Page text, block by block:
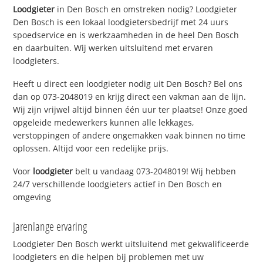
Loodgieter in Den Bosch en omstreken nodig? Loodgieter
Den Bosch is een lokaal loodgietersbedrijf met 24 uurs
spoedservice en is werkzaamheden in de heel Den Bosch
en daarbuiten. Wij werken uitsluitend met ervaren
loodgieters.
Heeft u direct een loodgieter nodig uit Den Bosch? Bel ons
dan op 073-2048019 en krijg direct een vakman aan de lijn.
Wij zijn vrijwel altijd binnen één uur ter plaatse! Onze goed
opgeleide medewerkers kunnen alle lekkages,
verstoppingen of andere ongemakken vaak binnen no time
oplossen. Altijd voor een redelijke prijs.
Voor loodgieter belt u vandaag 073-2048019! Wij hebben
24/7 verschillende loodgieters actief in Den Bosch en
omgeving
Jarenlange ervaring
Loodgieter Den Bosch werkt uitsluitend met gekwalificeerde
loodgieters en die helpen bij problemen met uw